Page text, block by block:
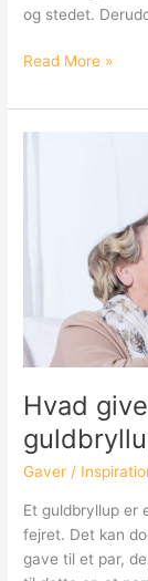
og stedet.
Skal
til
bryllup
Read More »
Hvad
Gaver /
Et guldbryllup er
fejret. Det kan
gave til et par,